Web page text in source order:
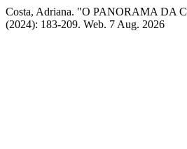
Costa, Adriana. "O PANORAMA
(2024): 183-209. Web. 7 Aug. 2026